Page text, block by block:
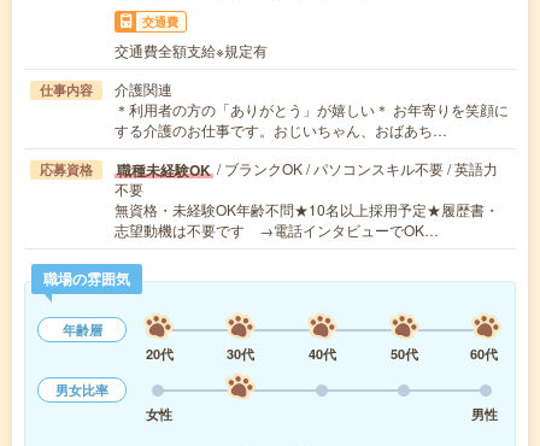
交通費
交通費全額支給※規定有
仕事内容
介護関連
＊利用者の方の「ありがとう」が嬉しい＊ お年寄りを笑顔に
する介護のお仕事です。おじいちゃん、おばあち…
応募資格 職種未経験OK / ブランクOK / パソコンスキル不要 / 英語力
不要
無資格・未経験OK年齢不問★10名以上採用予定★履歴書・
志望動機は不要です →電話インタビューでOK…
職場の雰囲気
年齢層
20代
30代 40代 50代
60代
男女比率
女性
男性